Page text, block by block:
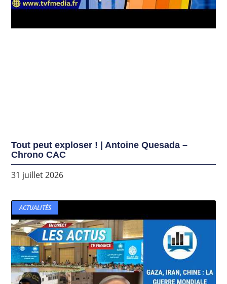
Tout peut exploser ! | Antoine Quesada –
Chrono CAC
31 juillet 2026
ACTUALITÉS